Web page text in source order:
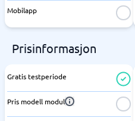
Mobilapp
Prisinformasjon
Gratis testperiode
Pris modell modul